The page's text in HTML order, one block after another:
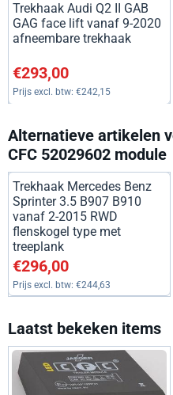
Trekhaak Audi Q2 II GAB
GAG face lift vanaf 9-2020
afneembare trekhaak
Prijs: 293,00, exclusief btw:
€293,00
Prijs excl. btw: €242,15
Alternatieve artikelen
CFC 52029602 module
Trekhaak Mercedes Benz
Sprinter 3.5 B907 B910
vanaf 2-2015 RWD
flenskogel type met
treeplank
Prijs: 296,00, exclusief btw:
€296,00
Prijs excl. btw: €244,63
Laatst bekeken items